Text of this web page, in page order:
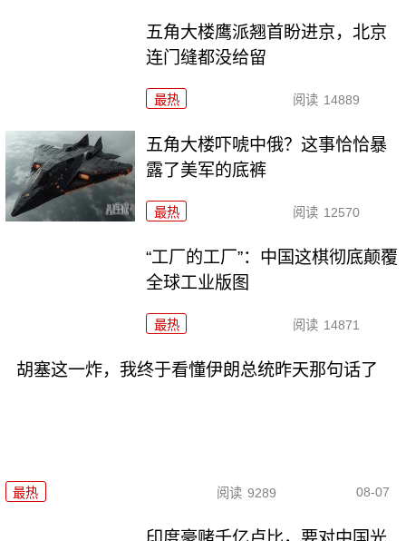
五角大楼鹰派翘首盼进京，北京
连门缝都没给留
最热 阅读 14889
五角大楼吓唬中俄？这事恰恰暴
露了美军的底裤
最热 阅读 12570
“工厂的工厂”：中国这棋彻底颠覆
全球工业版图
最热 阅读 14871
胡塞这一炸，我终于看懂伊朗总统昨天那句话了
最热 阅读 9289 08-07